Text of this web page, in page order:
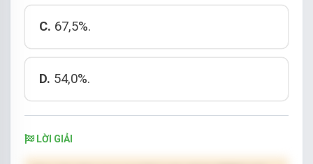
C. 67,5%.
D. 54,0%.
LỜI GIẢI